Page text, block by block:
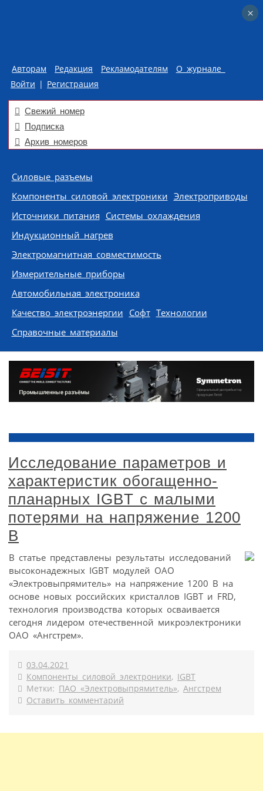
Авторам Редакция Рекламодателям
О журнале
Войти | Регистрация
Свежий номер
Подписка
Архив номеров
Skip to content
Силовые разъемы
Компоненты силовой электроники Электроприводы
Источники питания Системы охлаждения
Индукционный нагрев
Электромагнитная совместимость
Измерительные приборы
Автомобильная электроника
Качество электроэнергии Софт Технологии
Справочные материалы
Исследование параметров и
характеристик обогащенно-
планарных IGBT с малыми
потерями на напряжение 1200
В
В статье представлены результаты исследований
высоконадежных IGBT модулей ОАО
«Электровыпрямитель» на напряжение 1200 В на
основе новых российских кристаллов IGBT и FRD,
технология производства которых осваивается
сегодня лидером отечественной микроэлектроники
ОАО «Ангстрем».
03.04.2021
Компоненты силовой электроники, IGBT
Метки: ПАО «Электровыпрямитель», Ангстрем
Оставить комментарий
×
×